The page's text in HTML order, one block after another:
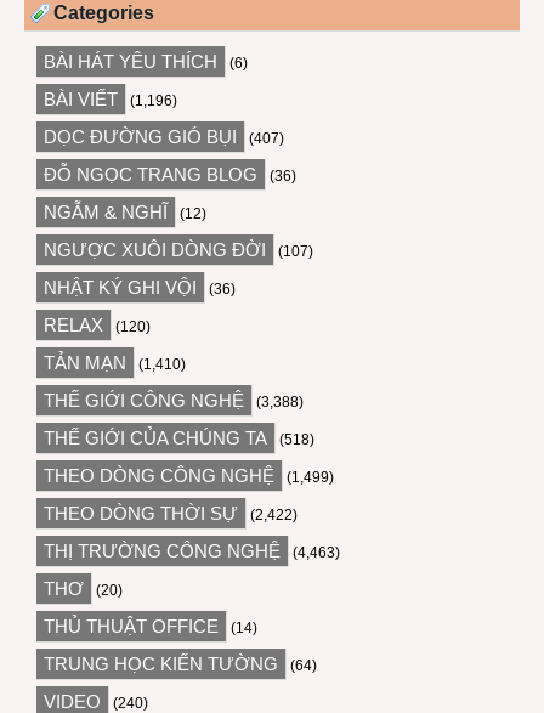
Categories
BÀI HÁT YÊU THÍCH (6)
BÀI VIẾT (1,196)
DỌC ĐƯỜNG GIÓ BỤI (407)
ĐỖ NGỌC TRANG BLOG (36)
NGẪM & NGHĨ (12)
NGƯỢC XUÔI DÒNG ĐỜI (107)
NHẬT KÝ GHI VỘI (36)
RELAX (120)
TẢN MẠN (1,410)
THẾ GIỚI CÔNG NGHỆ (3,388)
THẾ GIỚI CỦA CHÚNG TA (518)
THEO DÒNG CÔNG NGHỆ (1,499)
THEO DÒNG THỜI SỰ (2,422)
THỊ TRƯỜNG CÔNG NGHỆ (4,463)
THƠ (20)
THỦ THUẬT OFFICE (14)
TRUNG HỌC KIẾN TƯỜNG (64)
VIDEO (240)